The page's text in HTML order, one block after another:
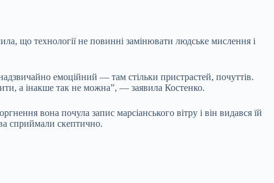
що технології не повинні замінювати людське мислення і
емоційний — там стільки пристрастей, почуттів.
а інакше так не можна”, — заявила Костенко.
вона почула запис марсіанського вітру і він видався їй
сприймали скептично.